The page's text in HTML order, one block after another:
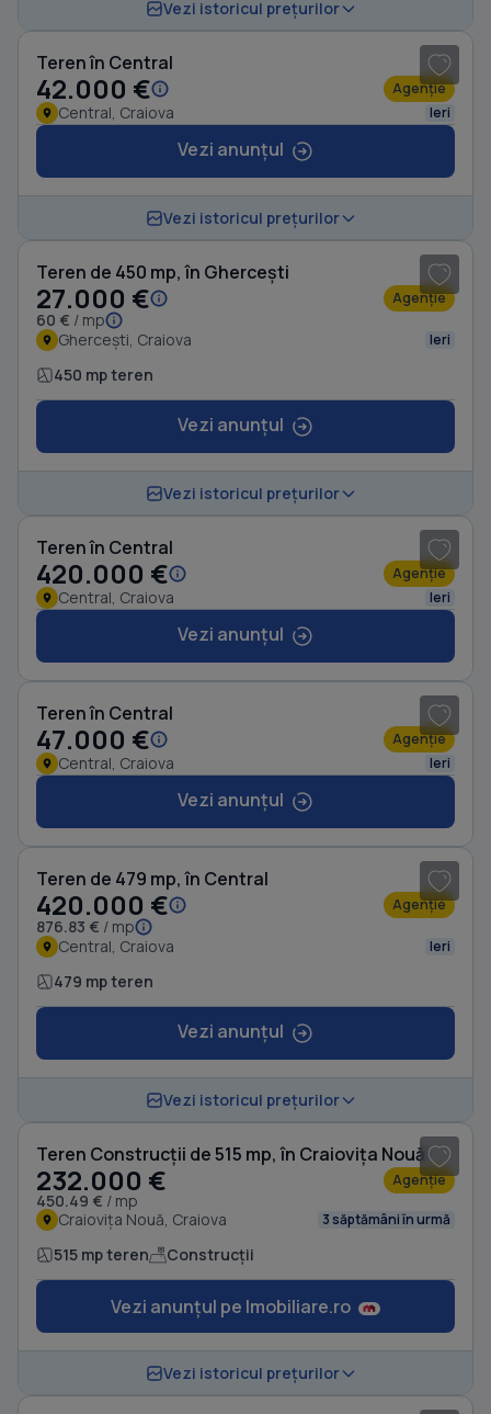
Vezi istoricul prețurilor
Teren în Central
42.000 € Agenție
Central, Craiova Ieri
Vezi anunțul
Vezi istoricul prețurilor
Teren de 450 mp, în Ghercești
27.000 €
60 € / mp
Agenție
Ghercești, Craiova Ieri
450 mp teren
Vezi anunțul
Vezi istoricul prețurilor
Teren în Central
420.000 € Agenție
Central, Craiova Ieri
Vezi anunțul
Teren în Central
47.000 € Agenție
Central, Craiova Ieri
Vezi anunțul
Teren de 479 mp, în Central
420.000 €
876.83 € / mp
Agenție
Central, Craiova Ieri
479 mp teren
Vezi anunțul
Vezi istoricul prețurilor
Teren Construcții de 515 mp, în Craiovița Nouă
232.000 €
450.49 € / mp
Agenție
Craiovița Nouă, Craiova 3 săptămâni în urmă
515 mp teren Construcții
Vezi anunțul pe Imobiliare.ro
Vezi istoricul prețurilor